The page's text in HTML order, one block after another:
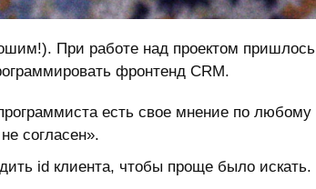
При работе над проектом пришлось
фронтенд CRM.
есть свое мнение по любому
согласен».
id клиента, чтобы проще было искать.